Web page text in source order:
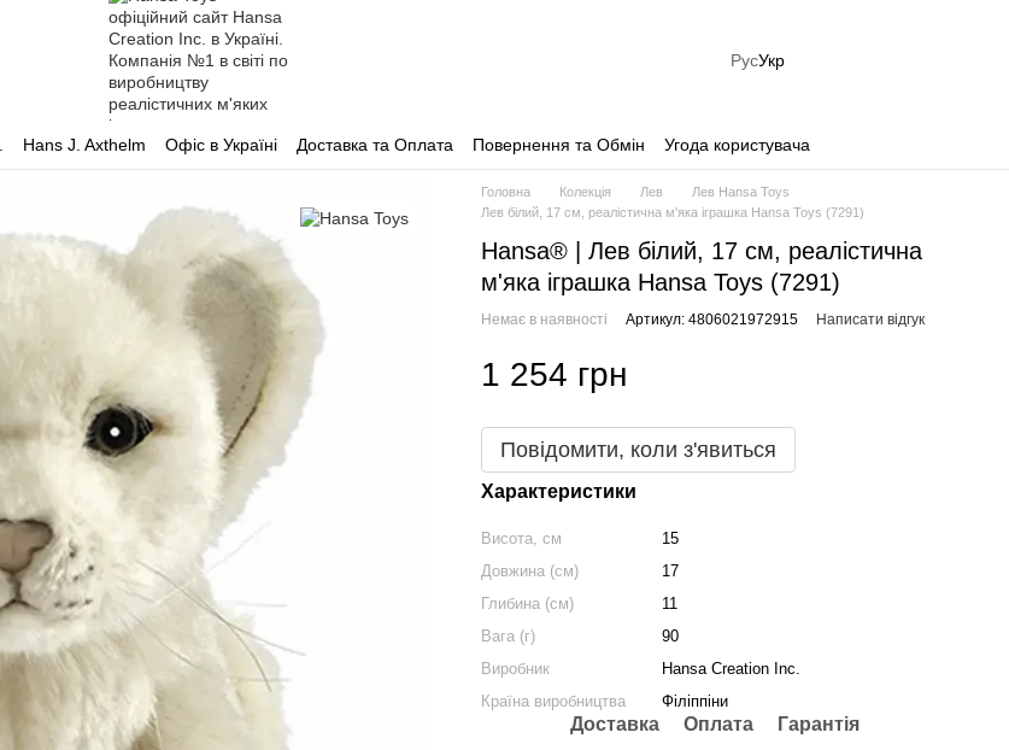
РусУкр
Hans J. Axthelm Офіс в Україні Доставка та Оплата Повернення та Обмін Угода користувача
Головна Колекція Лев
Лев Hansa Toys
Лев білий, 17 см, реалістична м'яка іграшка Hansa Toys (7291)
Hansa® | Лев білий, 17 см, реалістична
м'яка іграшка Hansa Toys (7291)
Немає в наявності Артикул: 4806021972915 Написати відгук
1 254 грн
Повідомити, коли з'явиться
Характеристики
Висота, см
15
Довжина (см)
17
Глибина (см)
11
Вага (г)
90
Виробник
Hansa Creation Inc.
Країна виробництва
Філіппіни
Доставка Оплата
Гарантія